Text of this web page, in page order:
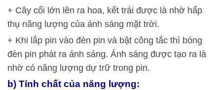
+ Cây cối lớn lên ra hoa, kết trái được là nhờ hấp
thụ năng lượng của ánh sáng mặt trời.
+ Khi lắp pin vào đèn pin và bật công tắc thì bóng
đèn pin phát ra ánh sáng. Ánh sáng được tạo ra là
nhờ có năng lượng dự trữ trong pin.
b) Tính chất của năng lượng: